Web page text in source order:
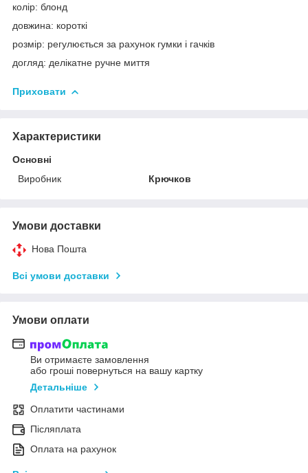
колір: блонд
довжина: короткі
розмір: регулюється за рахунок гумки і гачків
догляд: делікатне ручне миття
Приховати
Характеристики
Основні
Виробник
Крючков
Умови доставки
Нова Пошта
Всі умови доставки
Умови оплати
Ви отримаєте замовлення
або гроші повернуться на вашу картку
Детальніше
Оплатити частинами
Післяплата
Оплата на рахунок